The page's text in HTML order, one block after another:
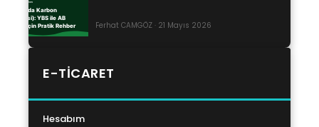
Ferhat CAMGÖZ · 21 Mayıs 2026
E-TICARET
Hesabım